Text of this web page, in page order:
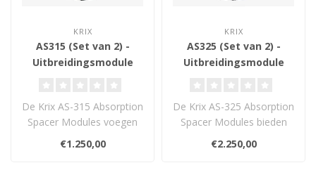
KRIX
AS315 (Set van 2) -
Uitbreidingsmodule
De Krix AS-315 Absorption
Spacer Modules voegen
630 mm extra breedte toe
aan MX-..
€1.250,00
KRIX
AS325 (Set van 2) -
Uitbreidingsmodule
De Krix AS-325 Absorption
Spacer Modules bieden
meer breedte, rust en
spreiding ..
€2.250,00